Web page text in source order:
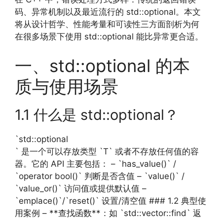
码、异常机制以及最近流行的 std::optional。本文
将从设计哲学、性能考量和可读性三方面剖析为何
在很多场景下使用 std::optional 能比异常更合适。
一、std::optional 的本
质与使用场景
1.1 什么是 std::optional？
`std::optional
` 是一个可以存放类型 `T` 或者不存放任何值的容
器。它的 API 主要包括： – `has_value()` /
`operator bool()` 判断是否含值 – `value()` /
`value_or()` 访问值或提供默认值 –
`emplace()`/`reset()` 设置/清空值 ### 1.2 典型使
用案例 – **查找函数**：如 `std::vector::find` 返